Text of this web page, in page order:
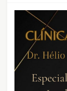
CRIMES QUE